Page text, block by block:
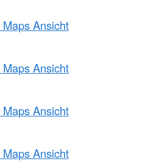
Ansicht
Ansicht
Ansicht
Ansicht